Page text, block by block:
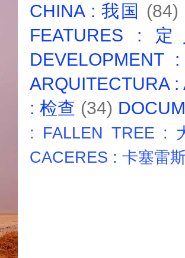
CHINA : 我国 (84)
FEATURES :
ARQUITECTURA
: 检查 (34)
: FALLEN TREE :
CACERES : 卡塞雷斯